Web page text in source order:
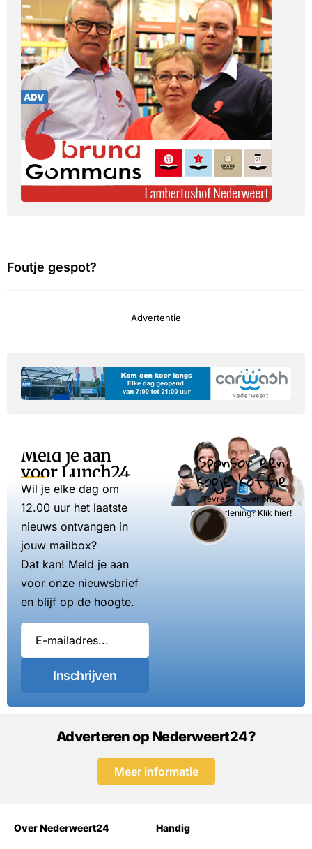
Foutje gespot?
Advertentie
Meld je aan
voor Lunch24
Wil je elke dag om
12.00 uur het laatste
nieuws ontvangen in
jouw mailbox?
Dat kan! Meld je aan
voor onze nieuwsbrief
en blijf op de hoogte.
Inschrijven
Sponsor een
kopje koffie
Tevreden over onze
dienstverlening? Klik hier!
Adverteren op Nederweert24?
Meer informatie
Over Nederweert24 Handig